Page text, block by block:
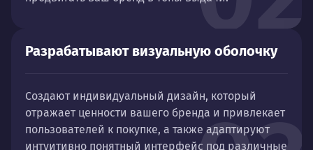
Разрабатывают визуальную оболочку
Создают индивидуальный дизайн, который
отражает ценности вашего бренда и привлекает
пользователей к покупке, а также адаптируют
интуитивно понятный интерфейс под различные